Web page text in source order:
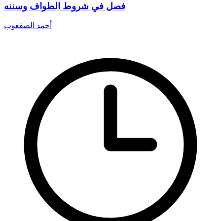
فصل في شروط الطواف وسننه
أحمد الصقعوب